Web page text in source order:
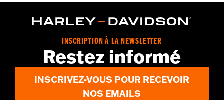
d.com/warrantyfor full details
INSCRIPTION À LA NEWSLETTER
Restez informé
INSCRIVEZ-VOUS POUR RECEVOIR
NOS EMAILS